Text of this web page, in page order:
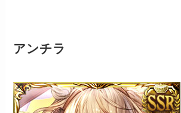
アンチラ